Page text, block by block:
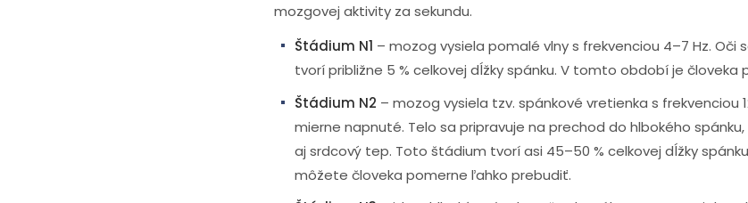
mozgovej aktivity za sekundu.
Štádium N1 – mozog vysiela pomalé vlny s frekvenciou 4–7 Hz. Oči
tvorí približne 5 % celkovej dĺžky spánku. V tomto období je človeka
Štádium N2 – mozog vysiela tzv. spánkové vretienka s frekvenciou
mierne napnuté. Telo sa pripravuje na prechod do hlbokého
aj srdcový tep. Toto štádium tvorí asi 45–50 % celkovej dĺžky
môžete človeka pomerne ľahko prebudiť.